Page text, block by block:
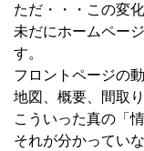
ただ・・・この変
未だにホームペー
す。
フロントページの
地図、概要、間取
こういった真の「
それが分かってい